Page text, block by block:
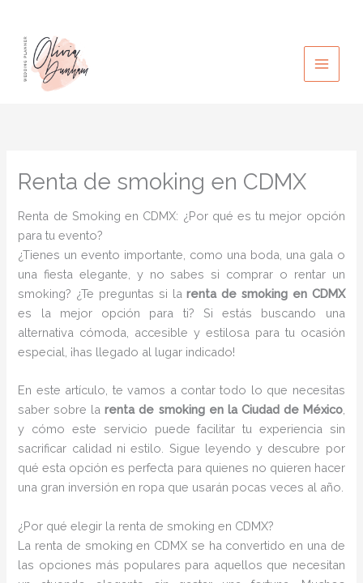
contenido
Renta de smoking en CDMX
Renta de Smoking en CDMX: ¿Por qué es tu mejor opción
para tu evento?
¿Tienes un evento importante, como una boda, una gala o
una fiesta elegante, y no sabes si comprar o rentar un
smoking? ¿Te preguntas si larenta de smoking en CDMX
es la mejor opción para ti? Si estás buscando una
alternativa cómoda, accesible y estilosa para tu ocasión
especial, ¡has llegado al lugar indicado!
En este artículo, te vamos a contar todo lo que necesitas
saber sobre larenta de smoking en la Ciudad de México,
y cómo este servicio puede facilitar tu experiencia sin
sacrificar calidad ni estilo. Sigue leyendo y descubre por
qué esta opción es perfecta para quienes no quieren hacer
una gran inversión en ropa que usarán pocas veces al año.
¿Por qué elegir la renta de smoking en CDMX?
La renta de smoking en CDMX se ha convertido en una de
las opciones más populares para aquellos que necesitan